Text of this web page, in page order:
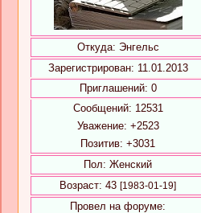
Откуда: Энгельс
Зарегистрирован: 11.01.2013
Приглашений: 0
Сообщений: 12531
Уважение: +2523
Позитив: +3031
Пол: Женский
Возраст: 43 [1983-01-19]
Провел на форуме: